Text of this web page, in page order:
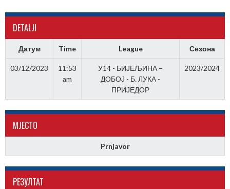
DETALJI
Датум Time League Сезона
03/12/2023
11:53
am
У14 - БИЈЕЉИНА –
ДОБОЈ - Б. ЛУКА -
ПРИЈЕДОР
2023/2024
МJЕСТО
Prnjavor
РЕЗУЛТАТ